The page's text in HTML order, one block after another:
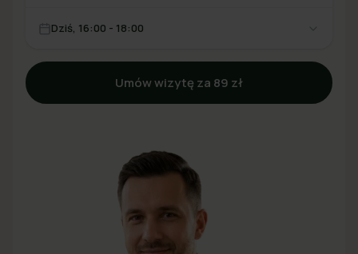
Dziś, 16:00 - 18:00
Umów wizytę za 89 zł